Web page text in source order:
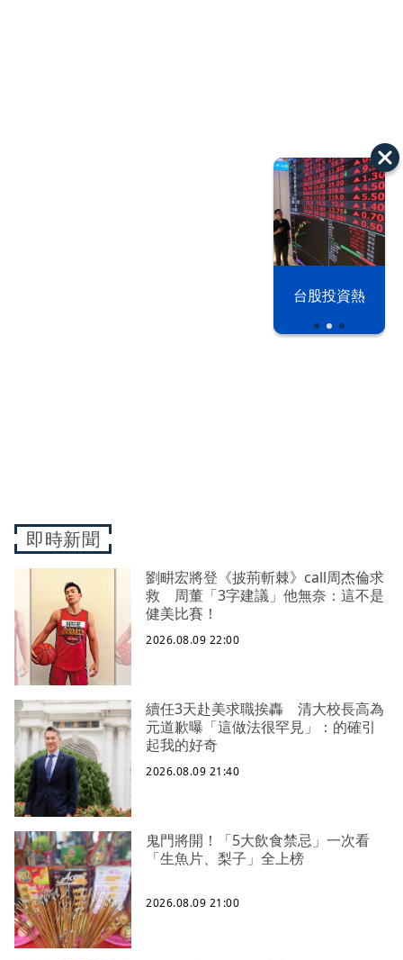
以色列 穹頂
之下
即時新聞
劉畊宏將登《披荊斬棘》call周杰倫求
救 周董「3字建議」他無奈：這不是
健美比賽！
2026.08.09 22:00
續任3天赴美求職挨轟 清大校長高為
元道歉曝「這做法很罕見」：的確引
起我的好奇
2026.08.09 21:40
鬼門將開！「5大飲食禁忌」一次看
「生魚片、梨子」全上榜
2026.08.09 21:00